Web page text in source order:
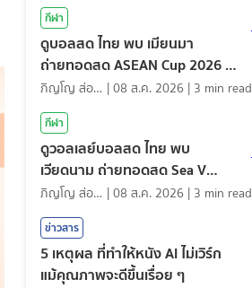
กีฬา
ดูบอลสด ไทย พบ เมียนมา
ถ่ายทอดสด ASEAN Cup 2026 (8
ส.ค. 69) ภิญโญ ส่องแสง |08 ส.ค. 2026 | 3 min read
กีฬา
ดูวอลเลย์บอลสด ไทย พบ
เวียดนาม ถ่ายทอดสด Sea V
League 2026
ภิญโญ ส่องแสง |08 ส.ค. 2026 | 3 min read
ข่าวสาร
5 เหตุผล ที่ทำให้หนัง AI ไม่เวิร์ก
แม้คุณภาพจะดีขึ้นเรื่อย ๆ